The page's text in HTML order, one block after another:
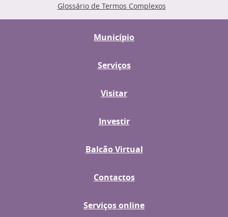
Glossário de Termos Complexos
Município
Serviços
Visitar
Investir
Balcão Virtual
Contactos
Serviços online